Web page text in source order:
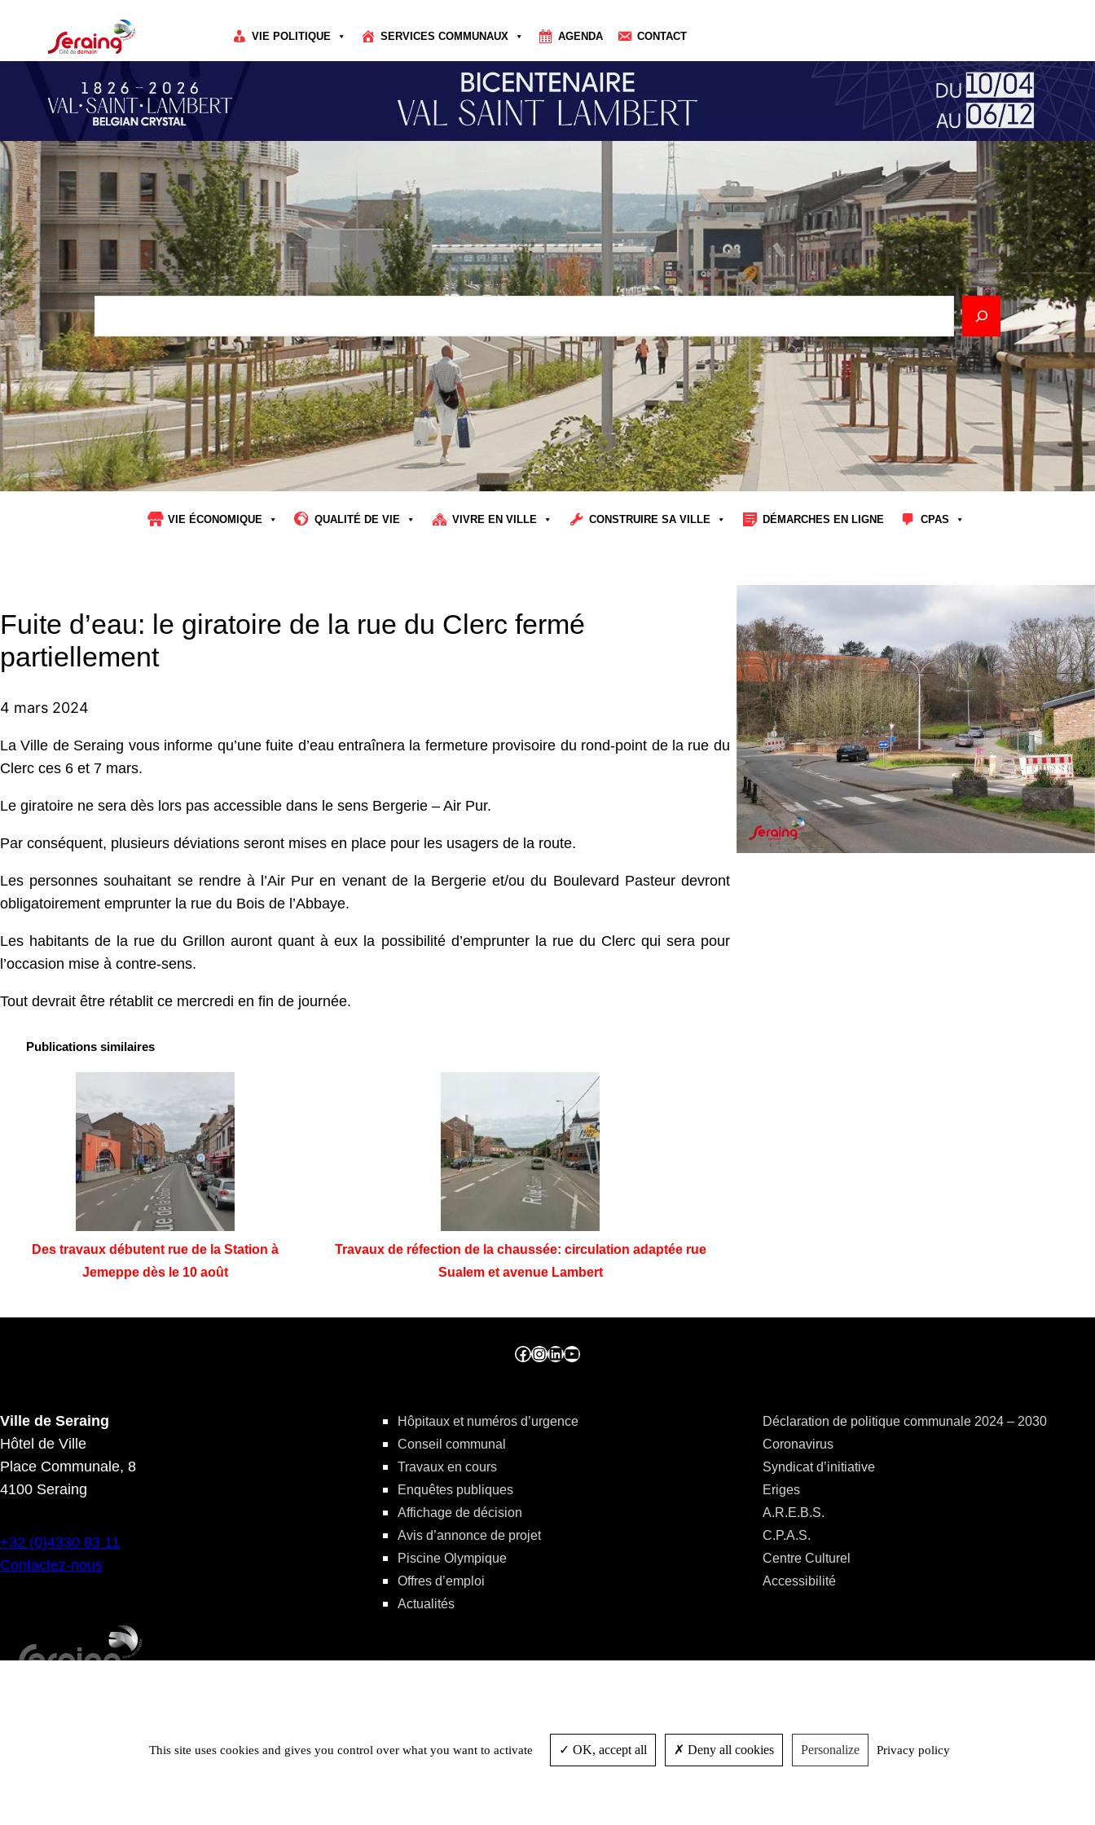
VIE POLITIQUE SERVICES COMMUNAUX AGENDA CONTACT
Rechercher
VIE ÉCONOMIQUE QUALITÉ DE VIE VIVRE EN VILLE CONSTRUIRE SA VILLE DÉMARCHES EN LIGNE CPAS
Fuite d’eau: le giratoire de la rue du Clerc fermé
partiellement
4 mars 2024
La Ville de Seraing vous informe qu’une fuite d’eau entraînera la fermeture provisoire du rond-point de la rue du
Clerc ces 6 et 7 mars.
Le giratoire ne sera dès lors pas accessible dans le sens Bergerie – Air Pur.
Par conséquent, plusieurs déviations seront mises en place pour les usagers de la route.
Les personnes souhaitant se rendre à l’Air Pur en venant de la Bergerie et/ou du Boulevard Pasteur devront
obligatoirement emprunter la rue du Bois de l’Abbaye.
Les habitants de la rue du Grillon auront quant à eux la possibilité d’emprunter la rue du Clerc qui sera pour
l’occasion mise à contre-sens.
Tout devrait être rétablit ce mercredi en fin de journée.
Publications similaires
Des travaux débutent rue de la Station à
Jemeppe dès le 10 août
Travaux de réfection de la chaussée: circulation adaptée rue
Sualem et avenue Lambert
Facebook ville de seraing Instragram ville de seraing linkedin – ville de seraing YouTube
Ville de Seraing
Hôtel de Ville
Place Communale, 8
4100 Seraing
+32 (0)4330 83 11
Contactez-nous
Hôpitaux et numéros d’urgence
Conseil communal
Travaux en cours
Enquêtes publiques
Affichage de décision
Avis d’annonce de projet
Piscine Olympique
Offres d’emploi
Actualités
Déclaration de politique communale 2024 – 2030
Coronavirus
Syndicat d’initiative
Eriges
A.R.E.B.S.
C.P.A.S.
Centre Culturel
Accessibilité
This site uses cookies and gives you control over what you want to activate OK, accept all Deny all cookies Personalize Privacy policy